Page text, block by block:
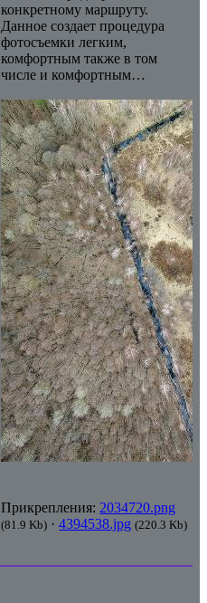
конкретному маршруту.
Данное создает процедура
фотосъемки легким,
комфортным также в том
числе и комфортным…
Прикрепления: 2034720.png
(81.9 Kb) ·4394538.jpg (220.3 Kb)